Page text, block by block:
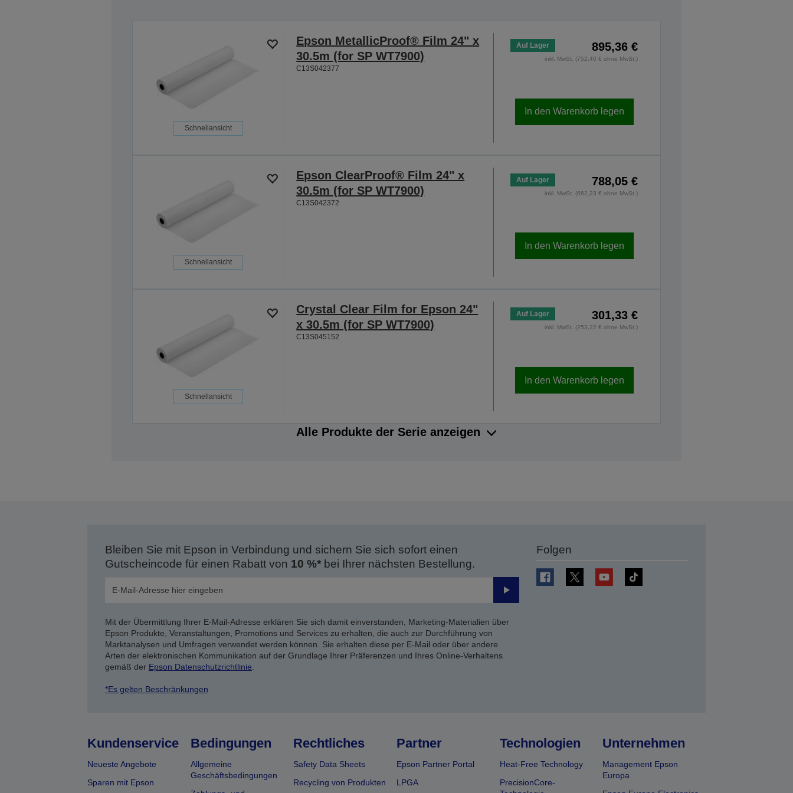
Schnellansicht
Epson MetallicProof® Film 24" x
30.5m (for SP WT7900)
C13S042377
Auf Lager 895,36 €
inkl. MwSt. (752,40 € ohne MwSt.)
In den Warenkorb legen
Schnellansicht
Epson ClearProof® Film 24" x
30.5m (for SP WT7900)
C13S042372
Auf Lager 788,05 €
inkl. MwSt. (662,23 € ohne MwSt.)
In den Warenkorb legen
Schnellansicht
Crystal Clear Film for Epson 24"
x 30.5m (for SP WT7900)
C13S045152
Auf Lager 301,33 €
inkl. MwSt. (253,22 € ohne MwSt.)
In den Warenkorb legen
Alle Produkte der Serie anzeigen
Bleiben Sie mit Epson in Verbindung und sichern Sie sich sofort einen
Gutscheincode für einen Rabatt von 10 %*bei Ihrer nächsten Bestellung.
Senden
Mit der Übermittlung Ihrer E-Mail-Adresse erklären Sie sich damit einverstanden, Marketing-Materialien über
Epson Produkte, Veranstaltungen, Promotions und Services zu erhalten, die auch zur Durchführung von
Marktanalysen und Umfragen verwendet werden können. Sie erhalten diese per E-Mail oder über andere
Arten der elektronischen Kommunikation auf der Grundlage Ihrer Präferenzen und Ihres Online-Verhaltens
gemäß der Epson Datenschutzrichtlinie
*Es gelten Beschränkungen
Folgen
Kundenservice
Neueste Angebote
Sparen mit Epson
Bedingungen
Allgemeine
Geschäftsbedingungen
Rechtliches
Safety Data Sheets
Recycling von Produkten
Partner
Epson Partner Portal
LPGA
Technologien
Heat-Free Technology
PrecisionCore-
Unternehmen
Management Epson
Europa